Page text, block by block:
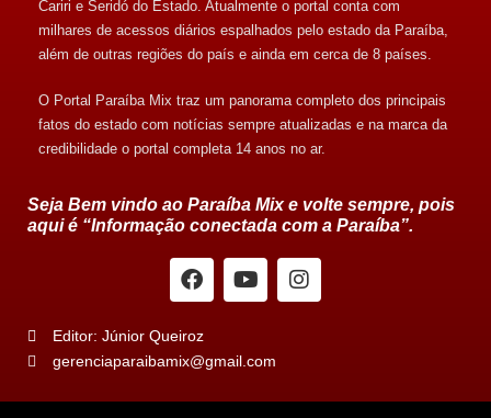
Cariri e Seridó do Estado. Atualmente o portal conta com
milhares de acessos diários espalhados pelo estado da Paraíba,
além de outras regiões do país e ainda em cerca de 8 países.
O Portal Paraíba Mix traz um panorama completo dos principais
fatos do estado com notícias sempre atualizadas e na marca da
credibilidade o portal completa 14 anos no ar.
Seja Bem vindo ao Paraíba Mix e volte sempre, pois
aqui é “Informação conectada com a Paraíba”.
Editor: Júnior Queiroz
gerenciaparaibamix@gmail.com